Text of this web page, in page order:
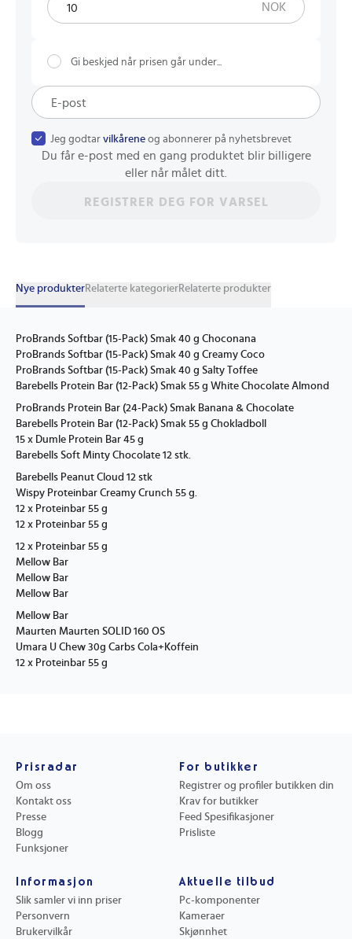
NOK
Gi beskjed når prisen går under...
Jeg godtar vilkårene og abonnerer på nyhetsbrevet
Du får e-post med en gang produktet blir billigere
eller når målet ditt.
REGISTRER DEG FOR VARSEL
Nye produkterRelaterte kategorierRelaterte produkter
ProBrands Softbar (15-Pack) Smak 40 g Choconana
ProBrands Softbar (15-Pack) Smak 40 g Creamy Coco
ProBrands Softbar (15-Pack) Smak 40 g Salty Toffee
Barebells Protein Bar (12-Pack) Smak 55 g White Chocolate Almond
ProBrands Protein Bar (24-Pack) Smak Banana & Chocolate
Barebells Protein Bar (12-Pack) Smak 55 g Chokladboll
15 x Dumle Protein Bar 45 g
Barebells Soft Minty Chocolate 12 stk.
Barebells Peanut Cloud 12 stk
Wispy Proteinbar Creamy Crunch 55 g.
12 x Proteinbar 55 g
12 x Proteinbar 55 g
12 x Proteinbar 55 g
Mellow Bar
Mellow Bar
Mellow Bar
Mellow Bar
Maurten Maurten SOLID 160 OS
Umara U Chew 30g Carbs Cola+Koffein
12 x Proteinbar 55 g
Prisradar
Om oss
Kontakt oss
Presse
Blogg
Funksjoner
For butikker
Registrer og profiler butikken din
Krav for butikker
Feed Spesifikasjoner
Prisliste
Informasjon
Slik samler vi inn priser
Personvern
Brukervilkår
Aktuelle tilbud
Pc-komponenter
Kameraer
Skjønnhet